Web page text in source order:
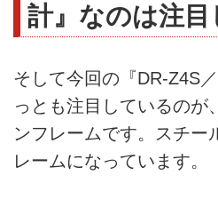
計』なのは注目
そして今回の『DR-Z4S
っとも注目しているのが
ンフレームです。スチー
レームになっています。